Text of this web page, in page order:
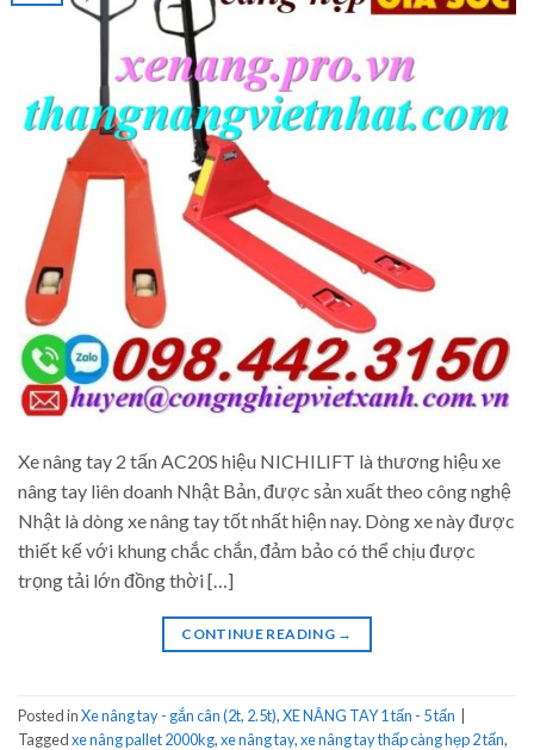
Xe nâng tay 2 tấn AC20S hiệu NICHILIFT là thương hiệu xe
nâng tay liên doanh Nhật Bản, được sản xuất theo công nghệ
Nhật là dòng xe nâng tay tốt nhất hiện nay. Dòng xe này được
thiết kế với khung chắc chắn, đảm bảo có thể chịu được
trọng tải lớn đồng thời […]
CONTINUE READING →
Posted inXe nâng tay - gắn cân (2t, 2.5t),XE NÂNG TAY 1 tấn - 5 tấn
Taggedxe nâng pallet 2000kg,xe nâng tay,xe nâng tay thấp càng hẹp 2 tấn,